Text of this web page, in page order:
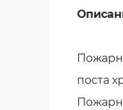
поста